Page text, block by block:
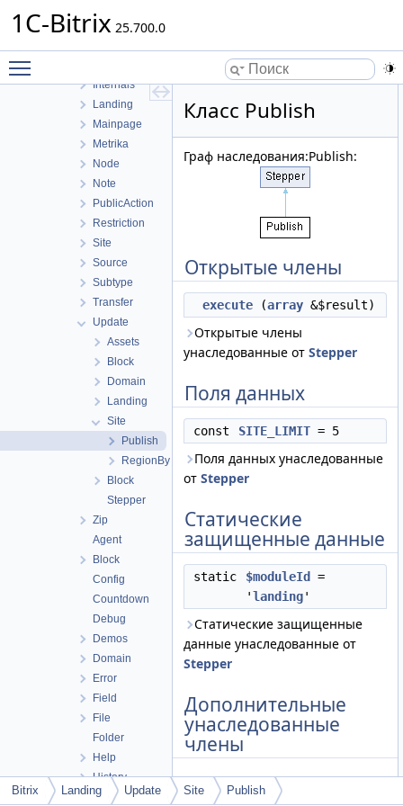
1C-Bitrix 25.700.0
Field
Internals
Landing
Mainpage
Metrika
Node
Note
PublicAction
Restriction
Site
Source
Subtype
Transfer
Update
Assets
Block
Domain
Landing
Site
Publish
RegionBy
Block
Stepper
Zip
Agent
Block
Config
Countdown
Debug
Demos
Domain
Error
Field
File
Folder
Help
History
Hook
Класс Publish
Граф наследования:Publish:
Открытые члены
execute (array &$result)
Открытые члены
унаследованные от Stepper
Поля данных
const SITE_LIMIT = 5
Поля данных унаследованные
от Stepper
Статические
защищенные данные
static $moduleId
=
'landing'
Статические защищенные
данные унаследованные от
Stepper
Дополнительные
унаследованные
члены
Открытые статические члены
Bitrix Landing Update Site Publish